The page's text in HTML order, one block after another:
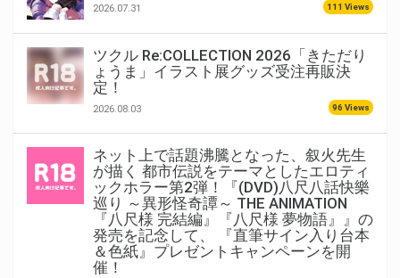
2026.07.31 111 Views
ツクル Re:COLLECTION 2026「きただり
ょうま」イラスト展グッズ受注再販決
定！
2026.08.03 96 Views
ネット上で話題沸騰となった、叙火先生
が描く 都市伝説をテーマとしたエロティ
ックホラー第2弾！『(DVD)八尺八話快樂
巡り ～異形怪奇譚～ THE ANIMATION
『八尺様 完結編』『八尺様 夢物語』』の
発売を記念して、 『直筆サイン入り台本
＆色紙』プレゼントキャンペーンを開
催！